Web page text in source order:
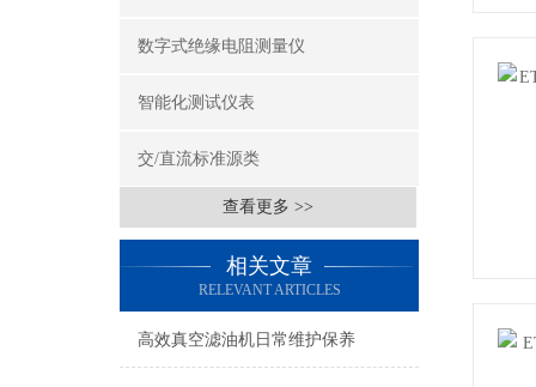
数字式绝缘电阻测量仪
智能化测试仪表
交/直流标准源类
查看更多 >>
相关文章
RELEVANT ARTICLES
高效真空滤油机日常维护保养